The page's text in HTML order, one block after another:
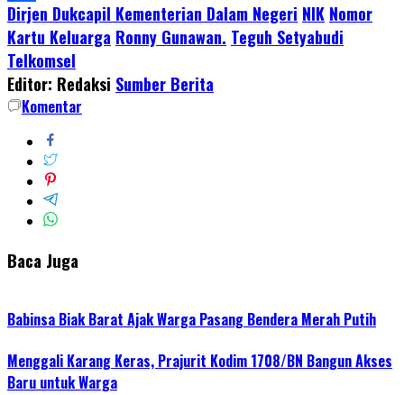
Share
Dirjen Dukcapil Kementerian Dalam Negeri NIK Nomor
Kartu Keluarga Ronny Gunawan. Teguh Setyabudi
Telkomsel
Editor: Redaksi Sumber Berita
Komentar
Baca Juga
Babinsa Biak Barat Ajak Warga Pasang Bendera Merah Putih
Menggali Karang Keras, Prajurit Kodim 1708/BN Bangun Akses
Baru untuk Warga